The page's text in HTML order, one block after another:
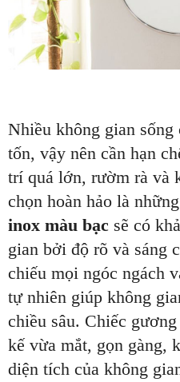
Nhiều không gian
tốn, vậy nên cần hạn
trí quá lớn, rườm rà và
chọn hoàn hảo là
inox màu bạc sẽ có
gian bởi độ rõ và sáng
chiếu mọi ngóc ngách
tự nhiên giúp không
chiều sâu. Chiếc
kế vừa mắt, gọn gàng,
diện tích của không